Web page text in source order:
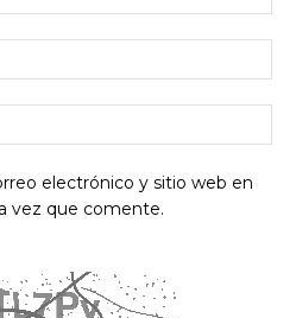
electrónico y sitio web en
vez que comente.